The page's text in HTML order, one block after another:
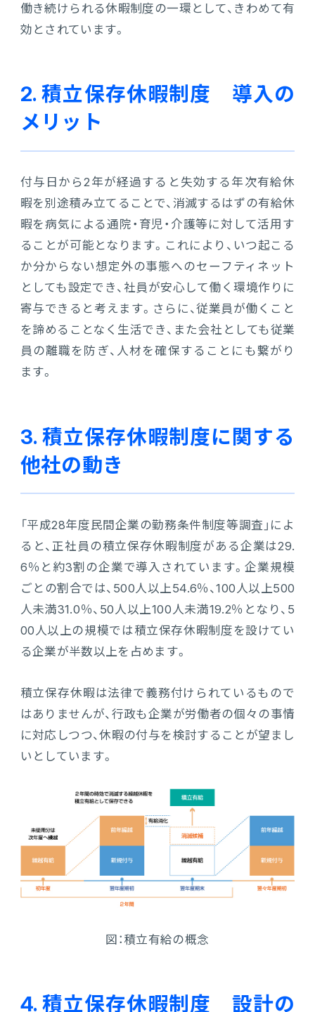
働き続けられる休暇制度の一環として、きわめて有
効とされています。
2. 積立保存休暇制度 導入の
メリット
付与日から2年が経過すると失効する年次有給休
暇を別途積み立てることで、消滅するはずの有給休
暇を病気による通院・育児・介護等に対して活用す
ることが可能となります。これにより、いつ起こる
か分からない想定外の事態へのセーフティネット
としても設定でき、社員が安心して働く環境作りに
寄与できると考えます。さらに、従業員が働くこと
を諦めることなく生活でき、また会社としても従業
員の離職を防ぎ、人材を確保することにも繋がり
ます。
3. 積立保存休暇制度に関する
他社の動き
「平成28年度民間企業の勤務条件制度等調査」によ
ると、正社員の積立保存休暇制度がある企業は29.
6％と約3割の企業で導入されています。企業規模
ごとの割合では、500人以上54.6％、100人以上500
人未満31.0％、50人以上100人未満19.2％となり、5
00人以上の規模では積立保存休暇制度を設けてい
る企業が半数以上を占めます。
積立保存休暇は法律で義務付けられているもので
はありませんが、行政も企業が労働者の個々の事情
に対応しつつ、休暇の付与を検討することが望まし
いとしています。
図：積立有給の概念
4. 積立保存休暇制度 設計の